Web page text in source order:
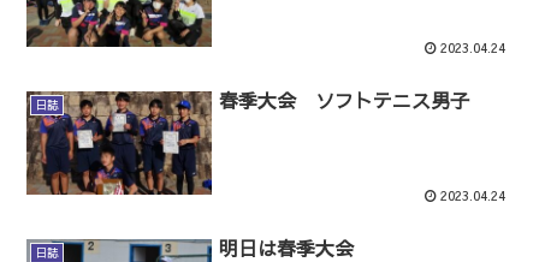
2023.04.24
日誌 春季大会 ソフトテニス男子
2023.04.24
日誌 明日は春季大会